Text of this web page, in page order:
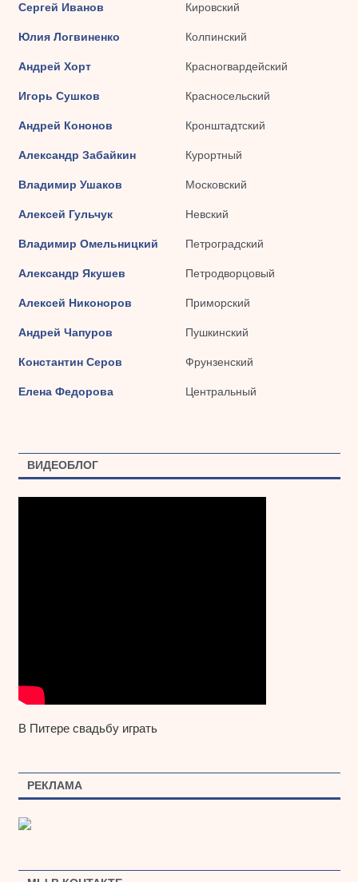
Сергей Иванов Кировский
Юлия Логвиненко Колпинский
Андрей Хорт Красногвардейский
Игорь Сушков Красносельский
Андрей Кононов Кронштадтский
Александр Забайкин Курортный
Владимир Ушаков Московский
Алексей Гульчук Невский
Владимир Омельницкий Петроградский
Александр Якушев Петродворцовый
Алексей Никоноров Приморский
Андрей Чапуров Пушкинский
Константин Серов Фрунзенский
Елена Федорова Центральный
ВИДЕОБЛОГ
В Питере свадьбу играть
РЕКЛАМА